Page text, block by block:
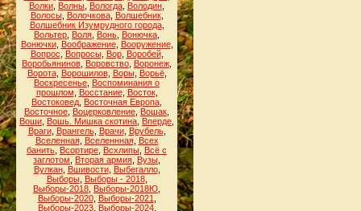
Волки Волны Вологда Володин
Волосы, Волочкова, Волшебник,
Волшебник Изумрудного города,
Вольтер Воля Вонь Вонючка
Вонючки, Воображение, Вооружение,
Вопрос
Вопросы, Вор, Воробей,
Воробьянинов Воровство Воронеж
Ворота, Ворошилов, Воры, Ворьё,
Воскресенье Воспоминания о
прошлом
Восстание, Восток,
Востоковед Восточная Европа
Восточное Воцерковление Вошак
Воши Вошь. Мишка скотина Вперде
Враги, Врангель, Врачи, Врубель,
Вселенная, Вселеннная, Всех
банить Всортире Всхлипы Всё с
заглотом
Вторая армия Вузы
Вулкан, Вшивости, Выбегалло,
Выборы, Выборы - 2018,
Выборы-2018 Выборы-2018Ю
Выборы-2020, Выборы-2021
Выборы-2023, Выборы-2024,